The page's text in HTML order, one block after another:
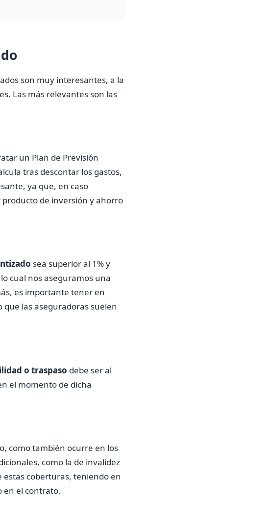
son muy interesantes, a la
Las más relevantes son las
un Plan de Previsión
tras descontar los gastos,
ya que, en caso
de inversión y ahorro
sea superior al 1% y
cual nos aseguramos una
es importante tener en
las aseguradoras suelen
o traspaso debe ser al
el momento de dicha
como también ocurre en los
como la de invalidez
coberturas, teniendo en
en el contrato.